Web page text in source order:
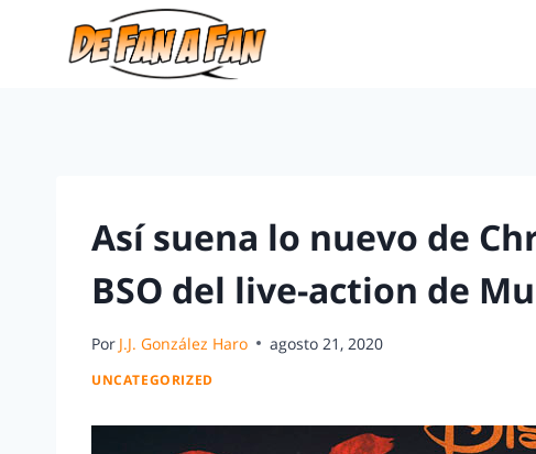
Así suena lo nuevo de
BSO del live-action de
Por J.J. González Haro agosto 21, 2020
UNCATEGORIZED